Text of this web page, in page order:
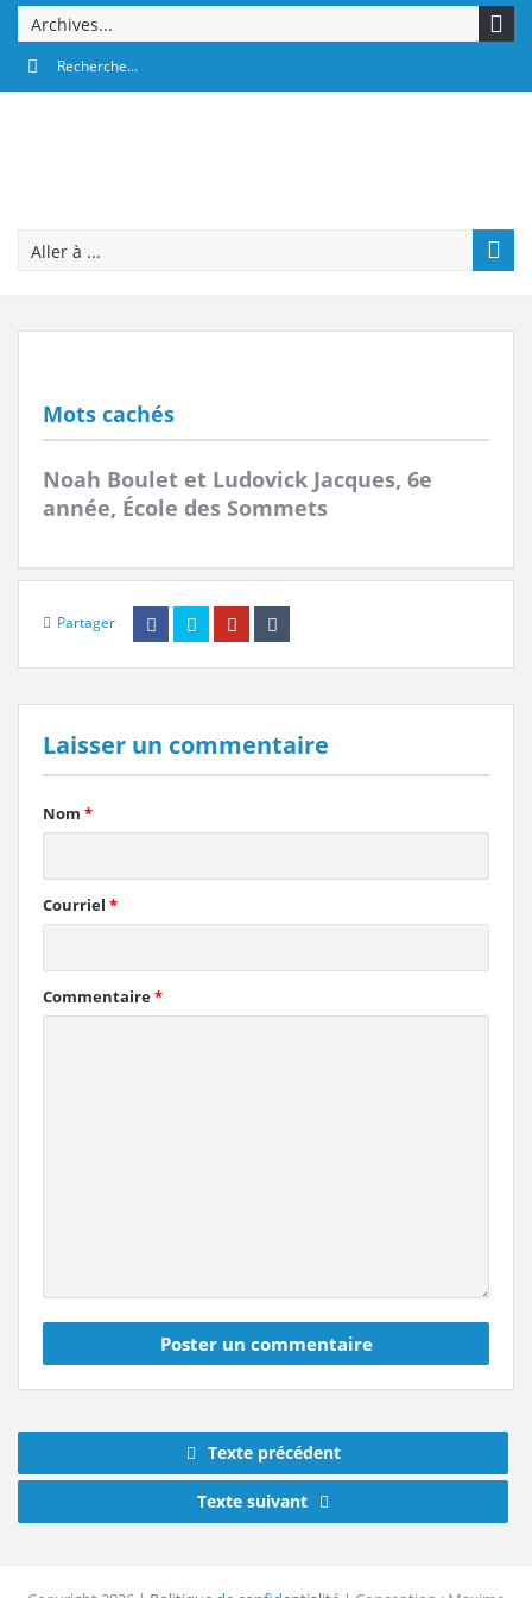
Archives...
Aller à ...
Mots cachés
Noah Boulet et Ludovick Jacques, 6e
année, École des Sommets
Partager
Laisser un commentaire
Nom *
Courriel *
Commentaire*
Texte précédent
Texte suivant